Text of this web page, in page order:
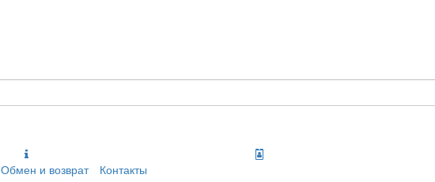
Обмен и возврат Контакты